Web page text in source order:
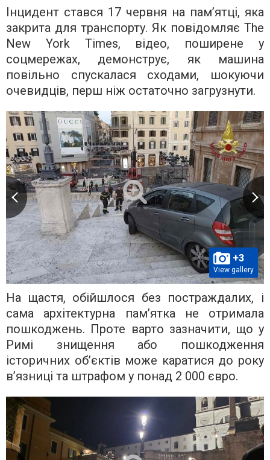
Інцидент стався 17 червня на пам’ятці, яка
закрита для транспорту. Як повідомляє The
New York Times, відео, поширене у
соцмережах, демонструє, як машина
повільно спускалася сходами, шокуючи
очевидців, перш ніж остаточно загрузнути.
+3
View gallery
На щастя, обійшлося без постраждалих, і
сама архітектурна пам’ятка не отримала
пошкоджень. Проте варто зазначити, що у
Римі знищення або пошкодження
історичних об’єктів може каратися до року
в’язниці та штрафом у понад 2 000 євро.